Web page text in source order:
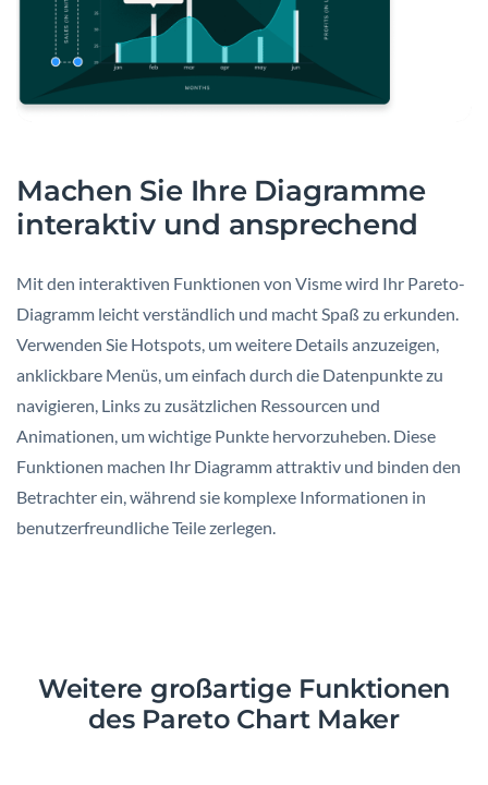
Machen Sie Ihre Diagramme
interaktiv und ansprechend
Mit den interaktiven Funktionen von Visme wird Ihr Pareto-
Diagramm leicht verständlich und macht Spaß zu erkunden.
Verwenden Sie Hotspots, um weitere Details anzuzeigen,
anklickbare Menüs, um einfach durch die Datenpunkte zu
navigieren, Links zu zusätzlichen Ressourcen und
Animationen, um wichtige Punkte hervorzuheben. Diese
Funktionen machen Ihr Diagramm attraktiv und binden den
Betrachter ein, während sie komplexe Informationen in
benutzerfreundliche Teile zerlegen.
Weitere großartige Funktionen
des Pareto Chart Maker